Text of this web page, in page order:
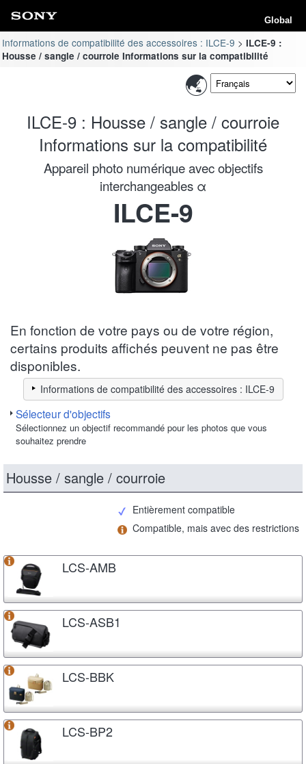
Global
Informations de compatibilité des accessoires : ILCE-9
ILCE-9 :
Housse / sangle / courroie Informations sur la compatibilité
ILCE-9 : Housse / sangle / courroie
Informations sur la compatibilité
Appareil photo numérique avec objectifs
interchangeables α
ILCE-9
En fonction de votre pays ou de votre région,
certains produits affichés peuvent ne pas être
disponibles.
Informations de compatibilité des accessoires : ILCE-9
Sélecteur d'objectifs
Sélectionnez un objectif recommandé pour les photos que vous
souhaitez prendre
Housse / sangle / courroie
Entièrement compatible
Compatible, mais avec des restrictions
LCS-AMB
LCS-ASB1
LCS-BBK
LCS-BP2